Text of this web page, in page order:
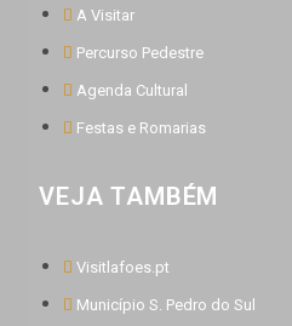
A Visitar
Percurso Pedestre
Agenda Cultural
Festas e Romarias
VEJA TAMBÉM
Visitlafoes.pt
Município S. Pedro do Sul